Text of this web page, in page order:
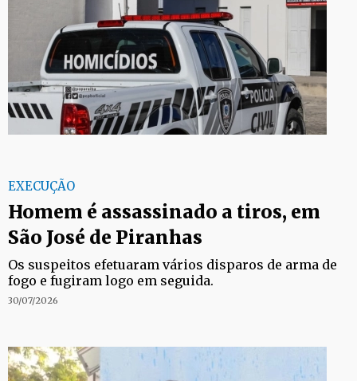
EXECUÇÃO
Homem é assassinado a tiros, em
São José de Piranhas
Os suspeitos efetuaram vários disparos de arma de
fogo e fugiram logo em seguida.
30/07/2026